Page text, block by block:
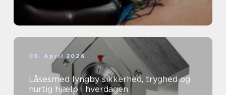
03. April 2026
Låsesmed lyngby sikkerhed, tryghed og
hurtig hjælp i hverdagen